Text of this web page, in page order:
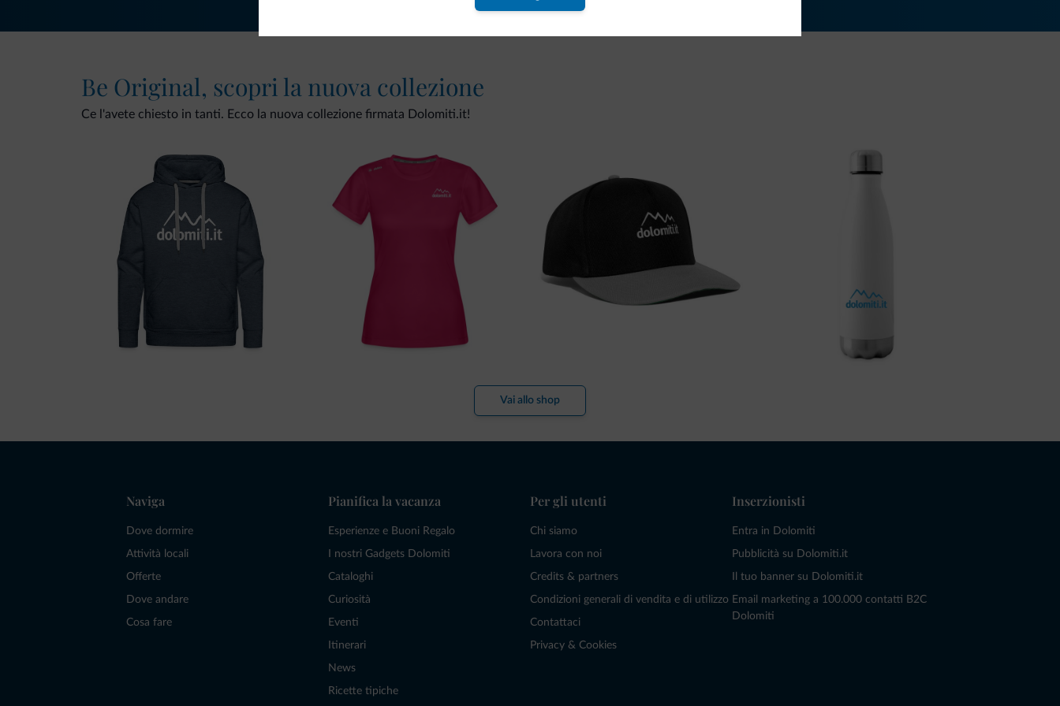
Be Original, scopri la nuova collezione
Ce l'avete chiesto in tanti. Ecco la nuova collezione firmata Dolomiti.it!
Vai allo shop
Naviga
Dove dormire
Attività locali
Offerte
Dove andare
Cosa fare
Pianifica la vacanza
Esperienze e Buoni Regalo
I nostri Gadgets Dolomiti
Cataloghi
Curiosità
Eventi
Itinerari
News
Ricette tipiche
Per gli utenti
Chi siamo
Lavora con noi
Credits & partners
Condizioni generali di vendita e di utilizzo
Contattaci
Privacy & Cookies
Inserzionisti
Entra in Dolomiti
Pubblicità su Dolomiti.it
Il tuo banner su Dolomiti.it
Email marketing a 100.000 contatti B2C
Dolomiti